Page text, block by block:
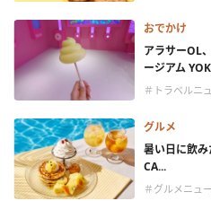
おでかけ
アラサーOL
ージアム
＃トラベルニ
グルメ
暑い日に飲み
CA...
＃グルメニュ